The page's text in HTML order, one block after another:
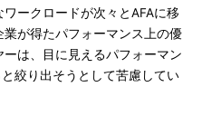
ークロードが次々とAFAに移
が得たパフォーマンス上の優
は、目に見えるパフォーマン
絞り出そうとして苦慮してい